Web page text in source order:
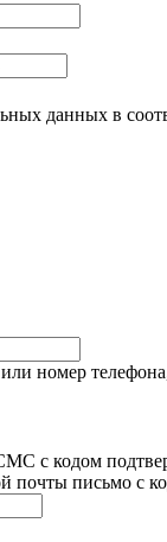
данных в
номер
с кодом
почты письмо с